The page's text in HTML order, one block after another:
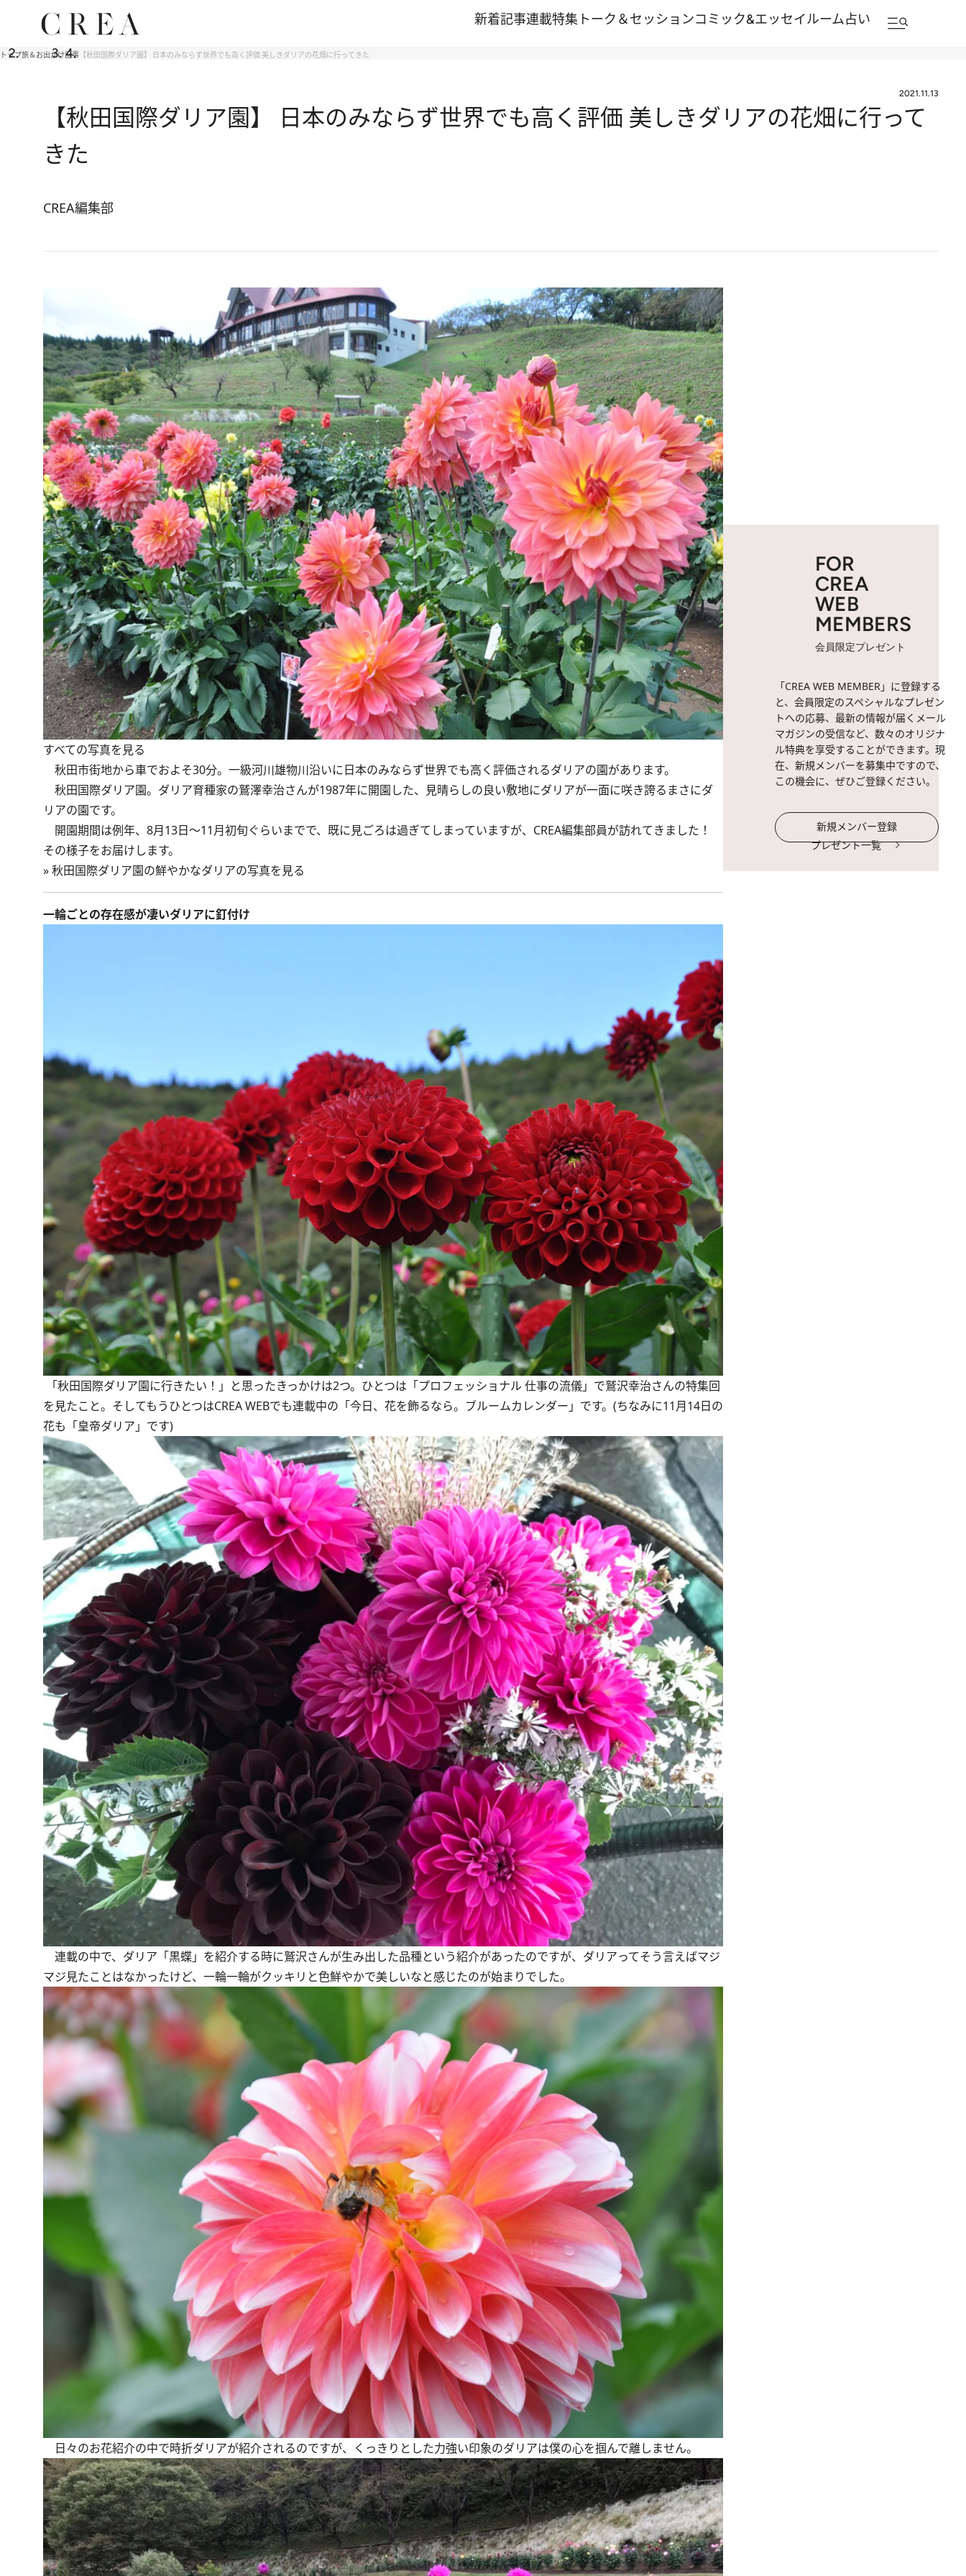
新着記事連載特集 トーク＆セッションコミック&エッセイルーム占い
トップ旅＆お出かけ記事 【秋田国際ダリア園】 日本のみならず世界でも高く評価 美しきダリアの花畑に行ってきた
2021.11.13
【秋田国際ダリア園】 日本のみならず世界でも高く評価 美しきダリアの花畑に行って
きた
CREA編集部
すべての写真を見る
秋田市街地から車でおよそ30分。一級河川雄物川沿いに日本のみならず世界でも高く評価されるダリアの園があります。
秋田国際ダリア園。ダリア育種家の鷲澤幸治さんが1987年に開園した、見晴らしの良い敷地にダリアが一面に咲き誇るまさにダ
リアの園です。
開園期間は例年、8月13日～11月初旬ぐらいまでで、既に見ごろは過ぎてしまっていますが、CREA編集部員が訪れてきました！
その様子をお届けします。
»秋田国際ダリア園の鮮やかなダリアの写真を見る
一輪ごとの存在感が凄いダリアに釘付け
「秋田国際ダリア園に行きたい！」と思ったきっかけは2つ。ひとつは「プロフェッショナル 仕事の流儀」で鷲沢幸治さんの特集回
を見たこと。そしてもうひとつはCREA WEBでも連載中の 「今日、花を飾るなら。ブルームカレンダー」 です。(ちなみに11月14日の
花も「皇帝ダリア 」です)
連載の中で、ダリア 「黒蝶」 を紹介する時に鷲沢さんが生み出した品種という紹介があったのですが、ダリアってそう言えばマジ
マジ見たことはなかったけど、一輪一輪がクッキリと色鮮やかで美しいなと感じたのが始まりでした。
日々のお花紹介の中で時折ダリアが紹介されるのですが、くっきりとした力強い印象のダリアは僕の心を掴んで離しません。
FOR
CREA
WEB
MEMBERS
会員限定プレゼント
「CREA WEB MEMBER」に登録する
と、会員限定のスペシャルなプレゼン
トへの応募、最新の情報が届くメール
マガジンの受信など、数々のオリジナ
ル特典を享受することができます。現
在、新規メンバーを募集中ですので、
この機会に、ぜひご登録ください。
新規メンバー登録
プレゼント一覧